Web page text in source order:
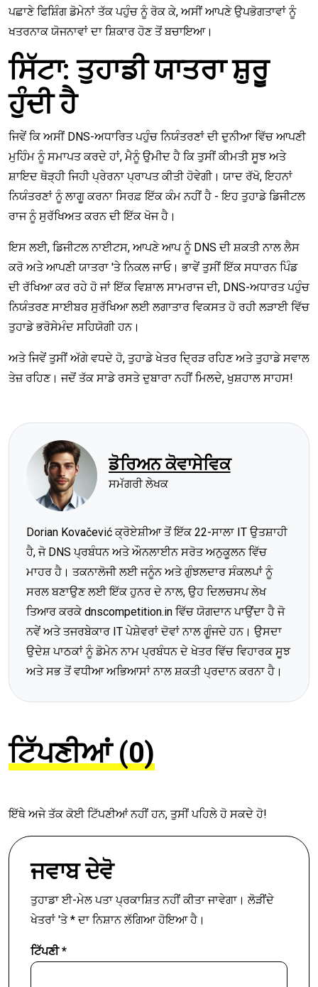
ਪਛਾਣੇ ਫਿਸ਼ਿੰਗ ਡੋਮੇਨਾਂ ਤੱਕ ਪਹੁੰਚ ਨੂੰ ਰੋਕ ਕੇ, ਅਸੀਂ ਆਪਣੇ ਉਪਭੋਗਤਾਵਾਂ ਨੂੰ
ਖਤਰਨਾਕ ਯੋਜਨਾਵਾਂ ਦਾ ਸ਼ਿਕਾਰ ਹੋਣ ਤੋਂ ਬਚਾਇਆ।
ਸਿੱਟਾ: ਤੁਹਾਡੀ ਯਾਤਰਾ ਸ਼ੁਰੂ
ਹੁੰਦੀ ਹੈ
ਜਿਵੇਂ ਕਿ ਅਸੀਂ DNS-ਅਧਾਰਿਤ ਪਹੁੰਚ ਨਿਯੰਤਰਣਾਂ ਦੀ ਦੁਨੀਆ ਵਿੱਚ ਆਪਣੀ
ਮੁਹਿੰਮ ਨੂੰ ਸਮਾਪਤ ਕਰਦੇ ਹਾਂ, ਮੈਨੂੰ ਉਮੀਦ ਹੈ ਕਿ ਤੁਸੀਂ ਕੀਮਤੀ ਸੂਝ ਅਤੇ
ਸ਼ਾਇਦ ਥੋੜ੍ਹੀ ਜਿਹੀ ਪ੍ਰੇਰਨਾ ਪ੍ਰਾਪਤ ਕੀਤੀ ਹੋਵੇਗੀ। ਯਾਦ ਰੱਖੋ, ਇਹਨਾਂ
ਨਿਯੰਤਰਣਾਂ ਨੂੰ ਲਾਗੂ ਕਰਨਾ ਸਿਰਫ਼ ਇੱਕ ਕੰਮ ਨਹੀਂ ਹੈ - ਇਹ ਤੁਹਾਡੇ ਡਿਜੀਟਲ
ਰਾਜ ਨੂੰ ਸੁਰੱਖਿਅਤ ਕਰਨ ਦੀ ਇੱਕ ਖੋਜ ਹੈ।
ਇਸ ਲਈ, ਡਿਜੀਟਲ ਨਾਈਟਸ, ਆਪਣੇ ਆਪ ਨੂੰ DNS ਦੀ ਸ਼ਕਤੀ ਨਾਲ ਲੈਸ
ਕਰੋ ਅਤੇ ਆਪਣੀ ਯਾਤਰਾ 'ਤੇ ਨਿਕਲ ਜਾਓ। ਭਾਵੇਂ ਤੁਸੀਂ ਇੱਕ ਸਧਾਰਨ ਪਿੰਡ
ਦੀ ਰੱਖਿਆ ਕਰ ਰਹੇ ਹੋ ਜਾਂ ਇੱਕ ਵਿਸ਼ਾਲ ਸਾਮਰਾਜ ਦੀ, DNS-ਅਧਾਰਤ ਪਹੁੰਚ
ਨਿਯੰਤਰਣ ਸਾਈਬਰ ਸੁਰੱਖਿਆ ਲਈ ਲਗਾਤਾਰ ਵਿਕਸਤ ਹੋ ਰਹੀ ਲੜਾਈ ਵਿੱਚ
ਤੁਹਾਡੇ ਭਰੋਸੇਮੰਦ ਸਹਿਯੋਗੀ ਹਨ।
ਅਤੇ ਜਿਵੇਂ ਤੁਸੀਂ ਅੱਗੇ ਵਧਦੇ ਹੋ, ਤੁਹਾਡੇ ਖੇਤਰ ਦ੍ਰਿੜ ਰਹਿਣ ਅਤੇ ਤੁਹਾਡੇ ਸਵਾਲ
ਤੇਜ਼ ਰਹਿਣ। ਜਦੋਂ ਤੱਕ ਸਾਡੇ ਰਸਤੇ ਦੁਬਾਰਾ ਨਹੀਂ ਮਿਲਦੇ, ਖੁਸ਼ਹਾਲ ਸਾਹਸ!
ਡੋਰਿਅਨ ਕੋਵਾਸੇਵਿਕ
ਸਮੱਗਰੀ ਲੇਖਕ
Dorian Kovačević ਕ੍ਰੋਏਸ਼ੀਆ ਤੋਂ ਇੱਕ 22-ਸਾਲਾ IT ਉਤਸ਼ਾਹੀ
ਹੈ, ਜੋ DNS ਪ੍ਰਬੰਧਨ ਅਤੇ ਔਨਲਾਈਨ ਸਰੋਤ ਅਨੁਕੂਲਨ ਵਿੱਚ
ਮਾਹਰ ਹੈ। ਤਕਨਾਲੋਜੀ ਲਈ ਜਨੂੰਨ ਅਤੇ ਗੁੰਝਲਦਾਰ ਸੰਕਲਪਾਂ ਨੂੰ
ਸਰਲ ਬਣਾਉਣ ਲਈ ਇੱਕ ਹੁਨਰ ਦੇ ਨਾਲ, ਉਹ ਦਿਲਚਸਪ ਲੇਖ
ਤਿਆਰ ਕਰਕੇ dnscompetition.in ਵਿੱਚ ਯੋਗਦਾਨ ਪਾਉਂਦਾ ਹੈ ਜੋ
ਨਵੇਂ ਅਤੇ ਤਜਰਬੇਕਾਰ IT ਪੇਸ਼ੇਵਰਾਂ ਦੋਵਾਂ ਨਾਲ ਗੂੰਜਦੇ ਹਨ। ਉਸਦਾ
ਉਦੇਸ਼ ਪਾਠਕਾਂ ਨੂੰ ਡੋਮੇਨ ਨਾਮ ਪ੍ਰਬੰਧਨ ਦੇ ਖੇਤਰ ਵਿੱਚ ਵਿਹਾਰਕ ਸੂਝ
ਅਤੇ ਸਭ ਤੋਂ ਵਧੀਆ ਅਭਿਆਸਾਂ ਨਾਲ ਸ਼ਕਤੀ ਪ੍ਰਦਾਨ ਕਰਨਾ ਹੈ।
ਟਿੱਪਣੀਆਂ (0)
ਇੱਥੇ ਅਜੇ ਤੱਕ ਕੋਈ ਟਿੱਪਣੀਆਂ ਨਹੀਂ ਹਨ, ਤੁਸੀਂ ਪਹਿਲੇ ਹੋ ਸਕਦੇ ਹੋ!
ਜਵਾਬ ਦੇਵੋ
ਤੁਹਾਡਾ ਈ-ਮੇਲ ਪਤਾ ਪ੍ਰਕਾਸ਼ਿਤ ਨਹੀਂ ਕੀਤਾ ਜਾਵੇਗਾ। ਲੋੜੀਂਦੇ
ਖੇਤਰਾਂ 'ਤੇ*ਦਾ ਨਿਸ਼ਾਨ ਲੱਗਿਆ ਹੋਇਆ ਹੈ।
ਟਿੱਪਣੀ*